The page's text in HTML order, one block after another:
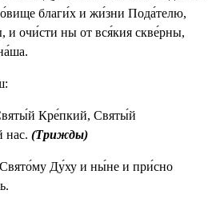
благи́х и жи́зни Пода́телю,
и очи́сти ны от вся́кия скве́рны,
Кре́пкий, Святы́й
нас. (Трижды)
Ду́ху и ны́не и при́сно